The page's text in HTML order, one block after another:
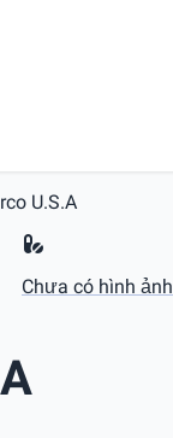
U.S.A
Chưa có hình ảnh